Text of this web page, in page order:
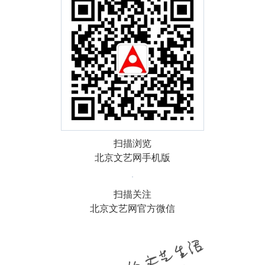
扫描浏览
北京文艺网手机版
扫描关注
北京文艺网官方微信